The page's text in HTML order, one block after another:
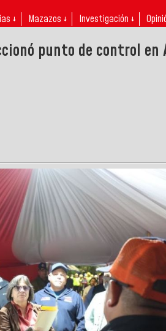
↓ Mazazos ↓ Investigación ↓
punto de control en